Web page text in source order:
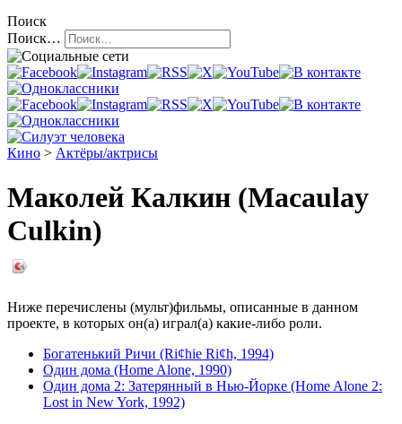
Поиск
Поиск…
Кино > Актёры/актрисы
Маколей Калкин (Macaulay
Culkin)
Ниже перечислены (мульт)фильмы, описанные в данном
проекте, в которых он(а) играл(а) какие-либо роли.
Богатенький Ричи (Ri¢hie Ri¢h, 1994)
Один дома (Home Alone, 1990)
Один дома 2: Затерянный в Нью-Йорке (Home Alone 2:
Lost in New York, 1992)